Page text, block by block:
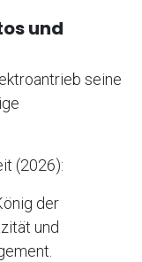
und
seine
(2026):
der
und